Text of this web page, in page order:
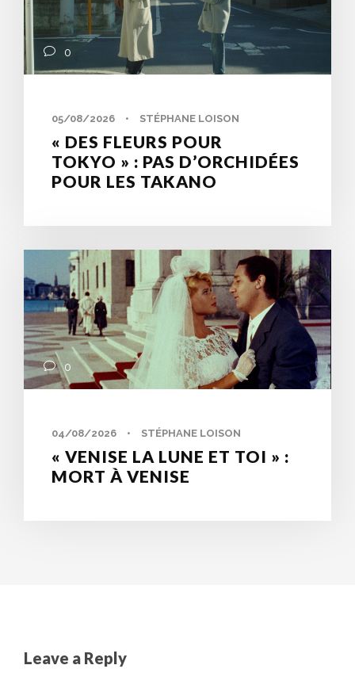
0
05/08/2026 • STÉPHANE LOISON
« DES FLEURS POUR
TOKYO » : PAS D’ORCHIDÉES
POUR LES TAKANO
0
04/08/2026 • STÉPHANE LOISON
« VENISE LA LUNE ET TOI » :
MORT À VENISE
Leave a Reply